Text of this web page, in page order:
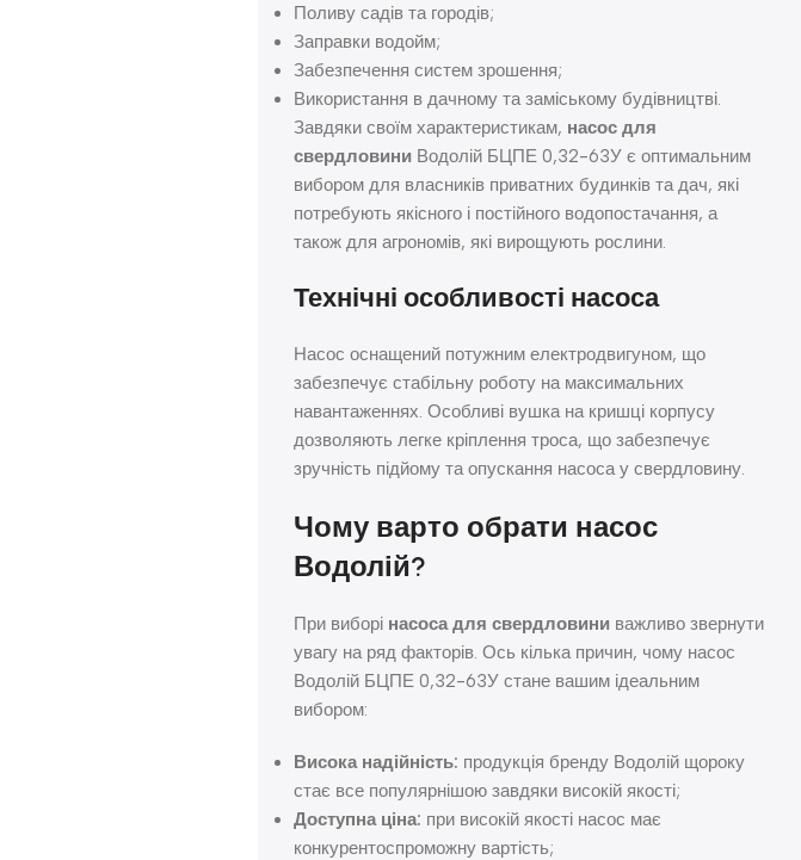
Поливу садів та городів;
Заправки водойм;
Забезпечення систем зрошення;
Використання в дачному та заміському будівництві.
Завдяки своїм характеристикам, насос для
свердловиниВодолій БЦПЕ 0,32-63У є оптимальним
вибором для власників приватних будинків та дач, які
потребують якісного і постійного водопостачання, а
також для агрономів, які вирощують рослини.
Технічні особливості насоса
Насос оснащений потужним електродвигуном, що
забезпечує стабільну роботу на максимальних
навантаженнях. Особливі вушка на кришці корпусу
дозволяють легке кріплення троса, що забезпечує
зручність підйому та опускання насоса у свердловину.
Чому варто обрати насос
Водолій?
При виборі насоса для свердловиниважливо звернути
увагу на ряд факторів. Ось кілька причин, чому насос
Водолій БЦПЕ 0,32-63У стане вашим ідеальним
вибором:
Висока надійність: продукція бренду Водолій щороку
стає все популярнішою завдяки високій якості;
Доступна ціна: при високій якості насос має
конкурентоспроможну вартість;